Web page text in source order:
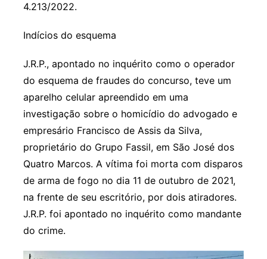
4.213/2022.
Indícios do esquema
J.R.P., apontado no inquérito como o operador
do esquema de fraudes do concurso, teve um
aparelho celular apreendido em uma
investigação sobre o homicídio do advogado e
empresário Francisco de Assis da Silva,
proprietário do Grupo Fassil, em São José dos
Quatro Marcos. A vítima foi morta com disparos
de arma de fogo no dia 11 de outubro de 2021,
na frente de seu escritório, por dois atiradores.
J.R.P. foi apontado no inquérito como mandante
do crime.